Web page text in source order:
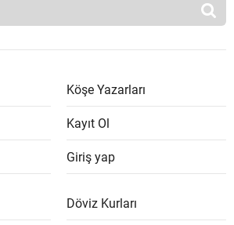
Köşe Yazarları
Kayıt Ol
Giriş yap
Döviz Kurları